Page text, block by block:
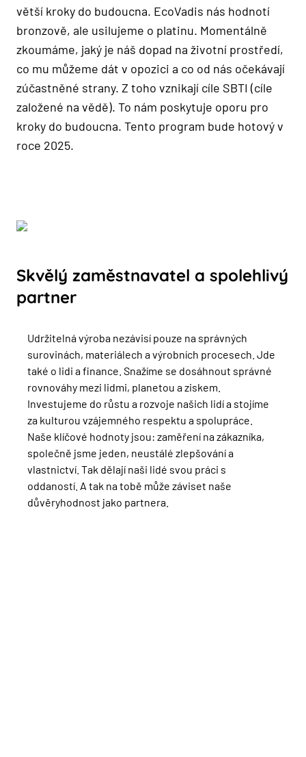
větší kroky do budoucna. EcoVadis nás hodnotí
bronzově, ale usilujeme o platinu. Momentálně
zkoumáme, jaký je náš dopad na životní prostředí,
co mu můžeme dát v opozici a co od nás očekávají
zúčastněné strany. Z toho vznikají cíle SBTI (cíle
založené na vědě). To nám poskytuje oporu pro
kroky do budoucna. Tento program bude hotový v
roce 2025.
Skvělý zaměstnavatel a spolehlivý
partner
Udržitelná výroba nezávisí pouze na správných
surovinách, materiálech a výrobních procesech. Jde
také o lidi a finance. Snažíme se dosáhnout správné
rovnováhy mezi lidmi, planetou a ziskem.
Investujeme do růstu a rozvoje našich lidí a stojíme
za kulturou vzájemného respektu a spolupráce.
Naše klíčové hodnoty jsou: zaměření na zákazníka,
společně jsme jeden, neustálé zlepšování a
vlastnictví. Tak dělají naši lidé svou práci s
oddaností. A tak na tobě může záviset naše
důvěryhodnost jako partnera.